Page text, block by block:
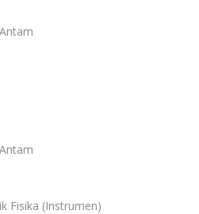
Fisika (Instrumen)